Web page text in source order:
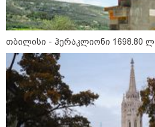
რას აცხადებს ირაკლი
ელექტროენერგიის
გათიშვასთან
16:33 /
თბილისი - ჰერაკლიონი 1698.80